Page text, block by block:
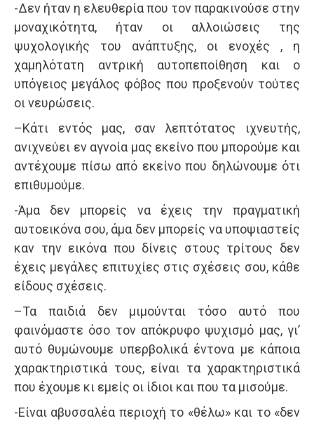
-Δεν ήταν η ελευθερία που τον παρακινούσε στην
μοναχικότητα, ήταν οι αλλοιώσεις της
ψυχολογικής του ανάπτυξης, οι ενοχές , η
χαμηλότατη αντρική αυτοπεποίθηση και ο
υπόγειος μεγάλος φόβος που προξενούν τούτες
οι νευρώσεις.
–Κάτι εντός μας, σαν λεπτότατος ιχνευτής,
ανιχνεύει εν αγνοία μας εκείνο που μπορούμε και
αντέχουμε πίσω από εκείνο που δηλώνουμε ότι
επιθυμούμε.
-Άμα δεν μπορείς να έχεις την πραγματική
αυτοεικόνα σου, άμα δεν μπορείς να υποψιαστείς
καν την εικόνα που δίνεις στους τρίτους δεν
έχεις μεγάλες επιτυχίες στις σχέσεις σου, κάθε
είδους σχέσεις.
–Τα παιδιά δεν μιμούνται τόσο αυτό που
φαινόμαστε όσο τον απόκρυφο ψυχισμό μας, γι’
αυτό θυμώνουμε υπερβολικά έντονα με κάποια
χαρακτηριστικά τους, είναι τα χαρακτηριστικά
που έχουμε κι εμείς οι ίδιοι και που τα μισούμε.
-Είναι αβυσσαλέα περιοχή το «θέλω» και το «δεν